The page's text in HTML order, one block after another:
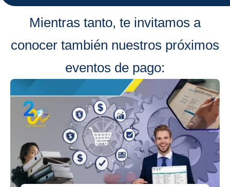
Mientras tanto, te invitamos a
conocer también nuestros próximos
eventos de pago: